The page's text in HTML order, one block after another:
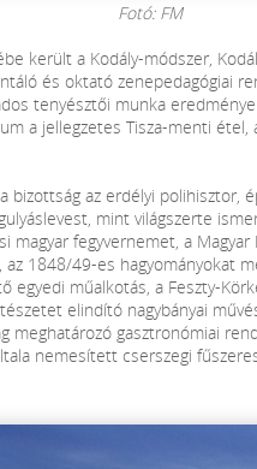
Fotó: FM
került a Kodály-módszer,
és oktató zenepedagógiai
tenyésztői munka
a jellegzetes Tisza-menti
bizottság az erdélyi polihisztor,
mint világszerte
magyar fegyvernemet, a
az 1848/49-es hagyományokat
egyedi műalkotás, a Feszty-
elindító nagybányai
meghatározó gasztronómiai
nemesített cserszegi